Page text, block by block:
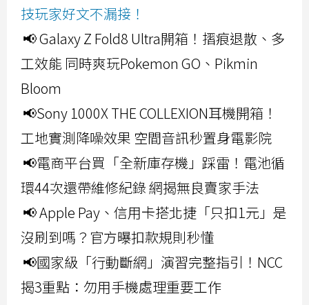
技玩家好文不漏接！
📢 Galaxy Z Fold8 Ultra開箱！摺痕退散、多
工效能 同時爽玩Pokemon GO、Pikmin
Bloom
📢Sony 1000X THE COLLEXION耳機開箱！
工地實測降噪效果 空間音訊秒置身電影院
📢電商平台買「全新庫存機」踩雷！電池循
環44次還帶維修紀錄 網揭無良賣家手法
📢 Apple Pay、信用卡搭北捷「只扣1元」是
沒刷到嗎？官方曝扣款規則秒懂
📢國家級「行動斷網」演習完整指引！NCC
揭3重點：勿用手機處理重要工作